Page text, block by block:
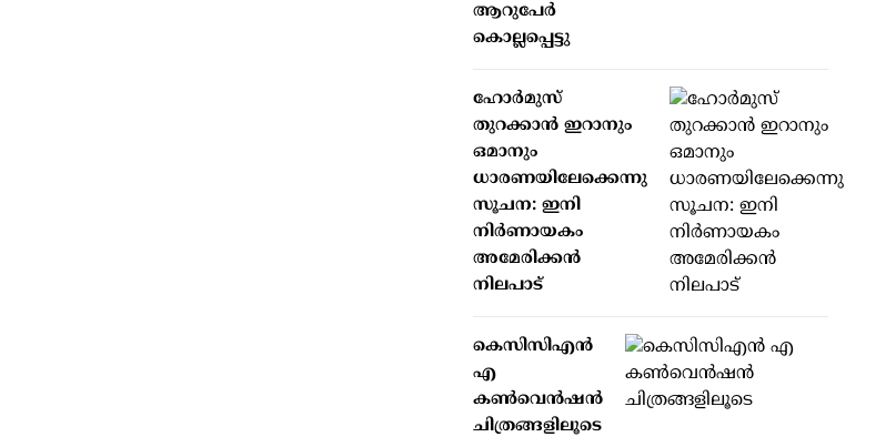
ആറുപേര്‍
കൊല്ലപ്പെട്ടു
ഹോര്‍മുസ്
തുറക്കാന്‍ ഇറാനും
ഒമാനും
ധാരണയിലേക്കെന്നു
സൂചന: ഇനി
നിര്‍ണായകം
അമേരിക്കന്‍
നിലപാട്
കെസിസിഎൻ
എ
കൺവെൻഷൻ
ചിത്രങ്ങളിലൂടെ